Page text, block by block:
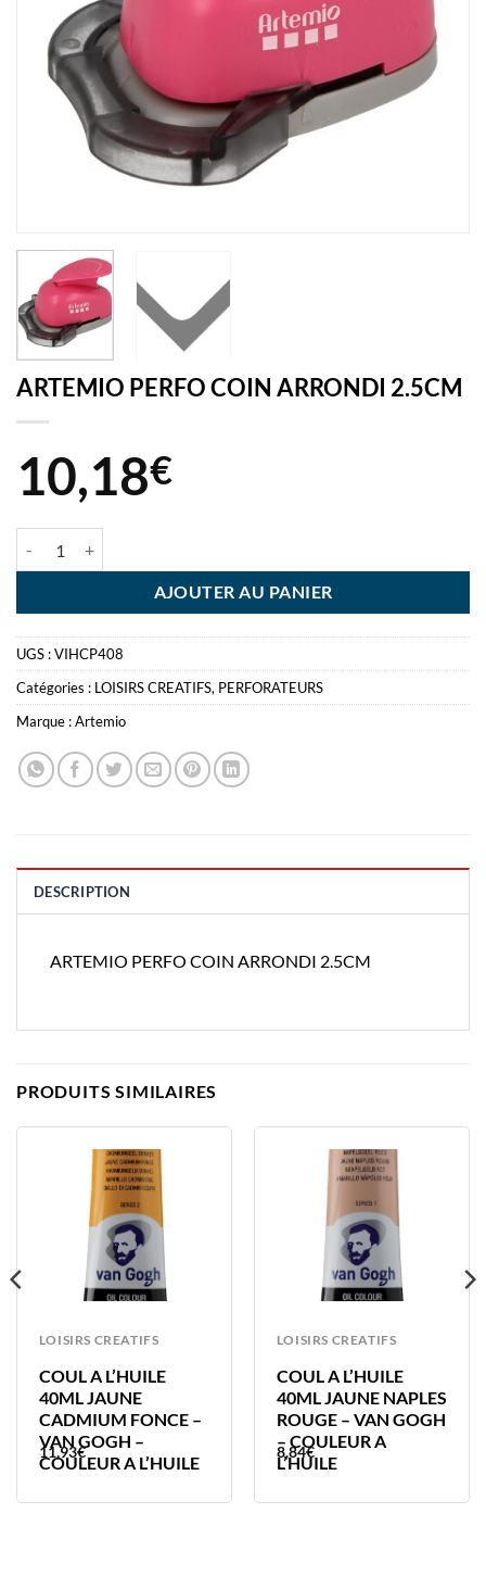
ARTEMIO PERFO COIN ARRONDI 2.5CM
10,18€
AJOUTER AU PANIER
UGS :VIHCP408
Catégories : LOISIRS CREATIFS, PERFORATEURS
Marque :Artemio
DESCRIPTION
ARTEMIO PERFO COIN ARRONDI 2.5CM
PRODUITS SIMILAIRES
LOISIRS CREATIFS
COUL A L’HUILE
40ML JAUNE
CADMIUM FONCE –
VAN GOGH –
COULEUR A L’HUILE
11,93€
LOISIRS CREATIFS
COUL A L’HUILE
40ML JAUNE NAPLES
ROUGE – VAN GOGH
– COULEUR A
L’HUILE
8,84€